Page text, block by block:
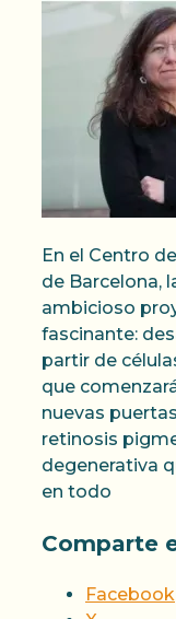
En el Centro
de Barcelona,
ambicioso
fascinante:
partir de
que
nuevas
retinosis
degenerativa
en todo
Comparte
Facebook